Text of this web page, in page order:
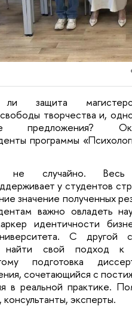
защита
творчества и,
предложения?
программы
случайно. Весь
у студентов
значение полученных
важно овладеть
идентичности
С другой
найти свой подход к
подготовка
сочетающийся с
в реальной практике.
эксперты.